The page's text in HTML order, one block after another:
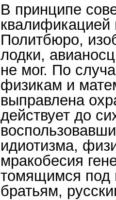
В принципе
квалификацией
Политбюро,
лодки,
не мог. По
физикам и
выправлена
действует до
идиотизма,
мракобесия
томящимся под
братьям,